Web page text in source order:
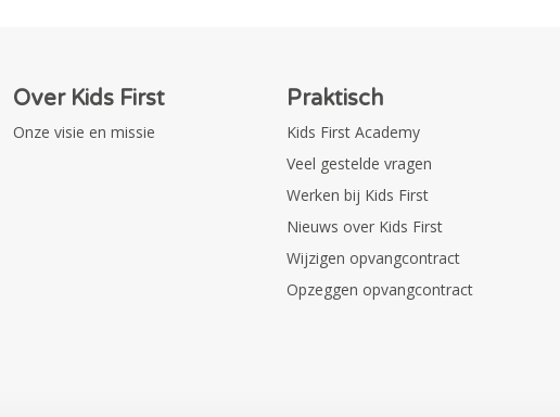
Over Kids First
Onze visie en missie
Praktisch
Kids First Academy
Veel gestelde vragen
Werken bij Kids First
Nieuws over Kids First
Wijzigen opvangcontract
Opzeggen opvangcontract